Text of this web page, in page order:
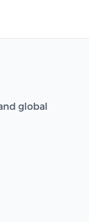
global